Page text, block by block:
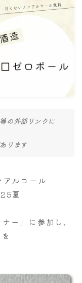
の外部リンクに
ります
ルコール
夏
ー」に参加し、